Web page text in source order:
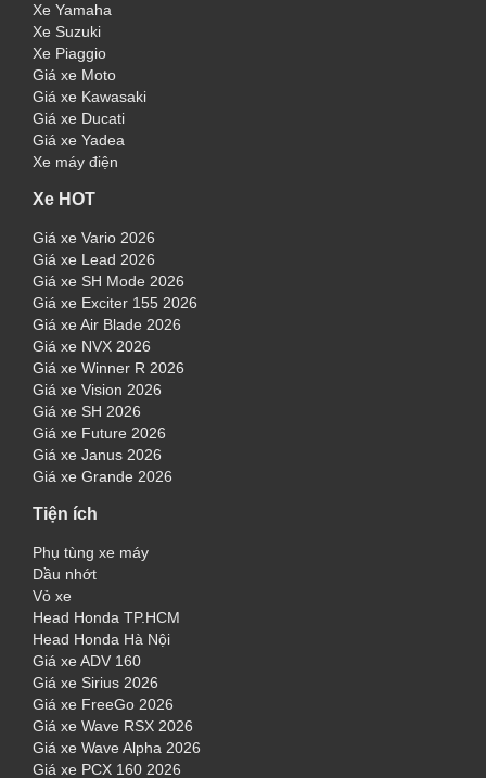
Xe Yamaha
Xe Suzuki
Xe Piaggio
Giá xe Moto
Giá xe Kawasaki
Giá xe Ducati
Giá xe Yadea
Xe máy điện
Xe HOT
Giá xe Vario 2026
Giá xe Lead 2026
Giá xe SH Mode 2026
Giá xe Exciter 155 2026
Giá xe Air Blade 2026
Giá xe NVX 2026
Giá xe Winner R 2026
Giá xe Vision 2026
Giá xe SH 2026
Giá xe Future 2026
Giá xe Janus 2026
Giá xe Grande 2026
Tiện ích
Phụ tùng xe máy
Dầu nhớt
Vỏ xe
Head Honda TP.HCM
Head Honda Hà Nội
Giá xe ADV 160
Giá xe Sirius 2026
Giá xe FreeGo 2026
Giá xe Wave RSX 2026
Giá xe Wave Alpha 2026
Giá xe PCX 160 2026